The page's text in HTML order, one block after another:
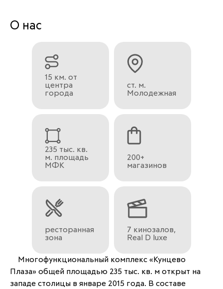
О нас
15 км. от
центра
города
ст. м.
Молодежная
235 тыс. кв.
м. площадь
МФК
200+
магазинов
ресторанная
зона
7 кинозалов,
Real D luxe
Плаза» общей площадью 235 тыс. кв. м открыт на
западе столицы в январе 2015 года. В составе